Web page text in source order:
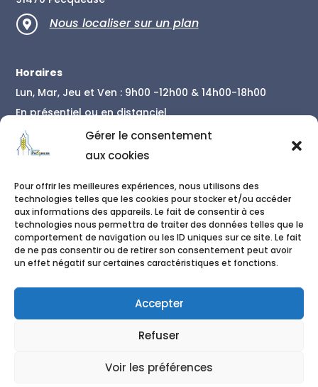
Gérer le consentement
aux cookies
Pour offrir les meilleures expériences, nous utilisons des
technologies telles que les cookies pour stocker et/ou accéder
aux informations des appareils. Le fait de consentir à ces
technologies nous permettra de traiter des données telles que le
comportement de navigation ou les ID uniques sur ce site. Le fait
de ne pas consentir ou de retirer son consentement peut avoir
un effet négatif sur certaines caractéristiques et fonctions.
Accepter
Refuser
Voir les préférences
 Nous localiser sur un plan
Horaires
Lun, Mar, Jeu et Ven : 9h00 -12h00 & 14h00-18h00
En présentiel ou en distanciel
En savoir plus
 01 86 04 34 78
 06 50 42 79 48
 secretariat@pecqueuse.fr
Conception du site par Réalisateur Web